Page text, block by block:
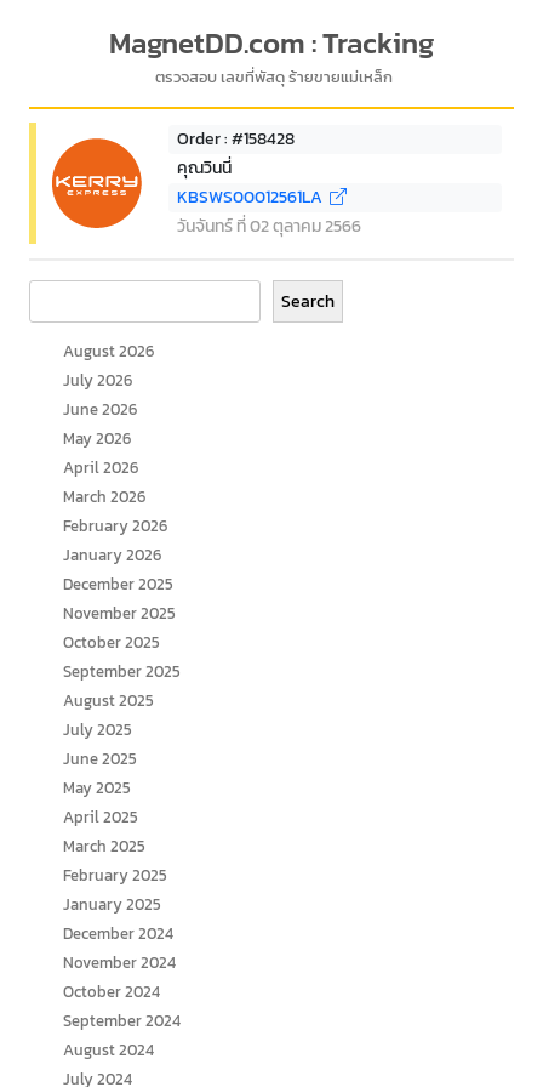
MagnetDD.com : Tracking
ตรวจสอบ เลขที่พัสดุ ร้ายขายแม่เหล็ก
Order : #158428
คุณวินนี่
KBSWS00012561LA
วันจันทร์ ที่ 02 ตุลาคม 2566
Search
August 2026
July 2026
June 2026
May 2026
April 2026
March 2026
February 2026
January 2026
December 2025
November 2025
October 2025
September 2025
August 2025
July 2025
June 2025
May 2025
April 2025
March 2025
February 2025
January 2025
December 2024
November 2024
October 2024
September 2024
August 2024
July 2024